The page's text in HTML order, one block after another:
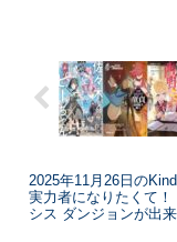
2025年11月26日の
実力者になりたくて！
シス ダンジョンが出